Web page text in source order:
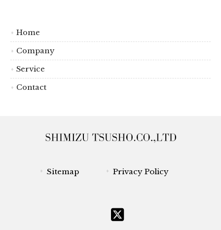
Home
Company
Service
Contact
Sitemap Privacy Policy